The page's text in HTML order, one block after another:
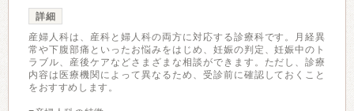
詳細
産婦人科は、産科と婦人科の両方に対応する診療科です。月経異
常や下腹部痛といったお悩みをはじめ、妊娠の判定、妊娠中のト
ラブル、産後ケアなどさまざまな相談ができます。ただし、診療
内容は医療機関によって異なるため、受診前に確認しておくこと
をおすすめします。